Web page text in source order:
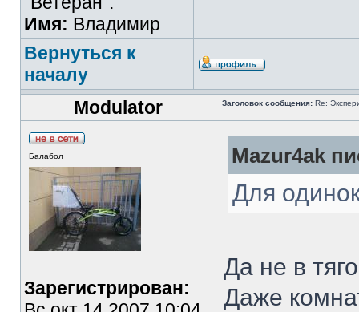
Имя: Владимир
Вернуться к
началу
Modulator
Заголовок сообщения: Re:
Балабол
Зарегистрирован:
Mazur4ak
Для
Да не в
Даже